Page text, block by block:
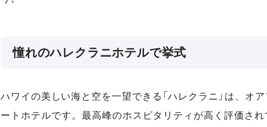
憧れのハレクラニホテルで挙式
ハワイの美しい海と空を一望できる「ハレクラニ」は、オ
ートホテルです。最高峰のホスピタリティが高く評価さ